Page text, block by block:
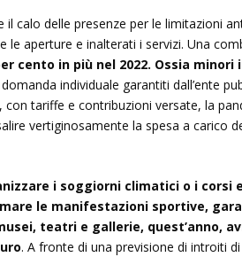
calo delle presenze per le limitazioni
aperture e inalterati i servizi. Una
cento in più nel 2022. Ossia
individuale garantiti dall’ente
con tariffe e contribuzioni versate, la
vertiginosamente la spesa a carico
i soggiorni climatici o i corsi
le manifestazioni sportive,
teatri e gallerie, quest’anno,
. A fronte di una previsione di introiti